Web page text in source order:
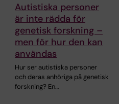
Autistiska personer
är inte rädda för
genetisk forskning –
men för hur den kan
användas
Hur ser autistiska personer
och deras anhöriga på genetisk
forskning? En…